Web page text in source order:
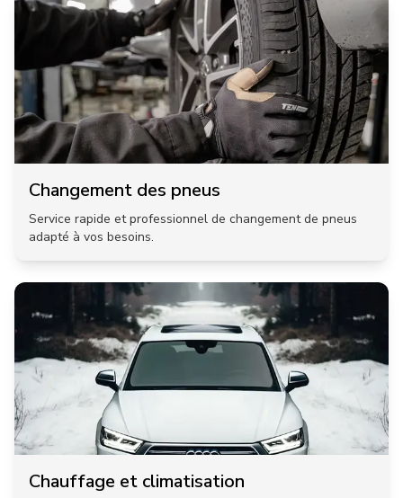
Changement des pneus
Service rapide et professionnel de changement de pneus
adapté à vos besoins.
Chauffage et climatisation